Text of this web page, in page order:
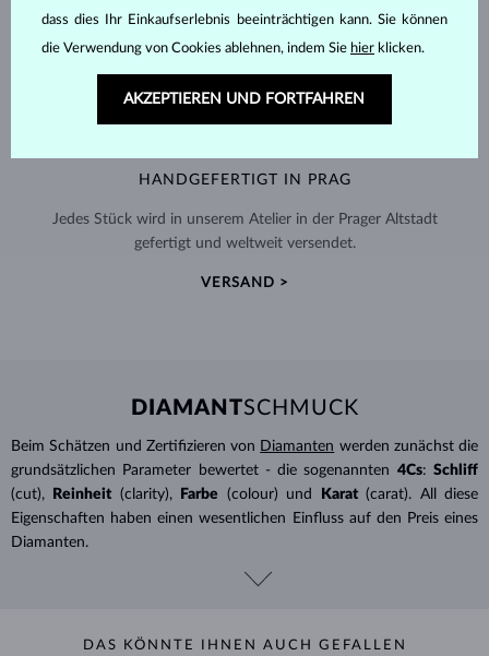
HANDGEFERTIGT IN PRAG
Jedes Stück wird in unserem Atelier in der Prager Altstadt
gefertigt und weltweit versendet.
VERSAND >
DIAMANTSCHMUCK
Beim Schätzen und Zertifizieren von Diamanten werden zunächst die
grundsätzlichen Parameter bewertet - die sogenannten 4Cs: Schliff
(cut),
Reinheit (clarity), Farbe (colour) und Karat (carat). All diese
Eigenschaften haben einen wesentlichen Einfluss auf den Preis eines
Diamanten.
DAS KÖNNTE IHNEN AUCH GEFALLEN
dass dies Ihr Einkaufserlebnis beeinträchtigen kann. Sie können
die Verwendung von Cookies ablehnen, indem Sie hier klicken.
AKZEPTIEREN UND FORTFAHREN